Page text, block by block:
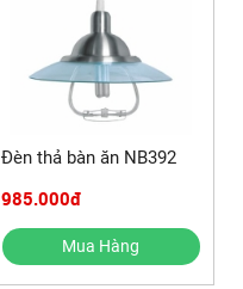
Đèn thả bàn ăn NB392
985.000đ
Mua Hàng